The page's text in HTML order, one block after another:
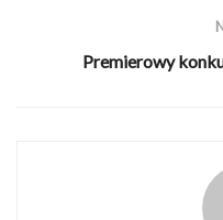
Premierowy